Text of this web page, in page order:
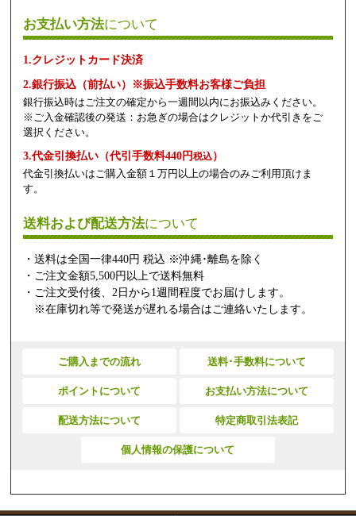
お支払い方法について
1.クレジットカード決済
2.銀行振込（前払い）※振込手数料お客様ご負担
銀行振込時はご注文の確定から一週間以内にお振込みください。
※ご入金確認後の発送：お急ぎの場合はクレジットか代引きをご
選択ください。
3.代金引換払い（代引手数料440円税込）
代金引換払いはご購入金額１万円以上の場合のみご利用頂けま
す。
送料および配送方法について
・送料は全国一律440円 税込 ※沖縄･離島を除く
・ご注文金額5,500円以上で送料無料
・ご注文受付後、2日から1週間程度でお届けします。
※在庫切れ等で発送が遅れる場合はご連絡いたします。
ご購入までの流れ 送料･手数料について
ポイントについて お支払い方法について
配送方法について 特定商取引法表記
個人情報の保護について